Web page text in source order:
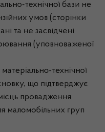
технічної бази не
умов (сторінки
та не засвідчені
(уповноваженої
технічної
що підтверджує
провадження
маломобільних груп